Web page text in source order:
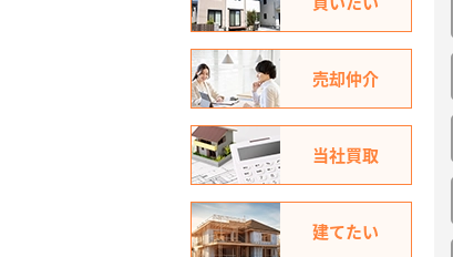
売却仲介
当社買取
建てたい